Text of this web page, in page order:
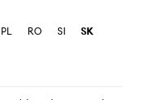
PL RO SI
SK